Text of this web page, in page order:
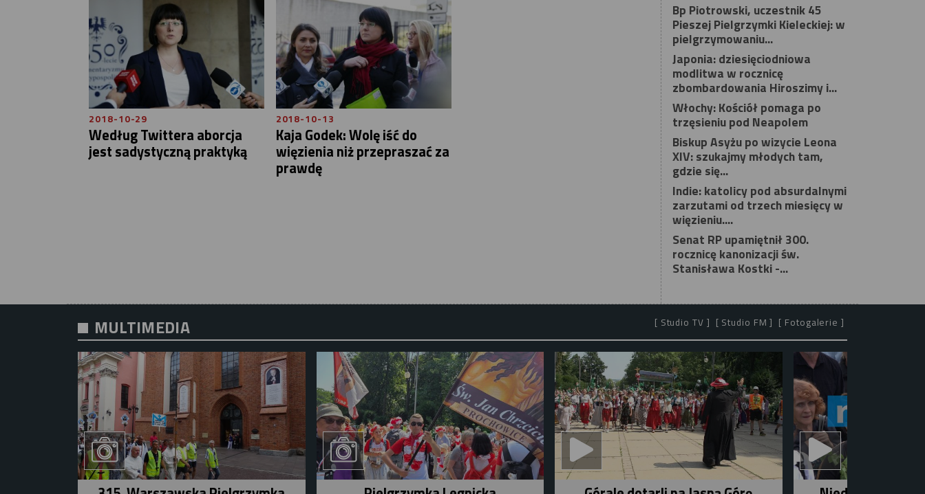
2018-10-29
Według Twittera aborcja
jest sadystyczną praktyką
2018-10-13
Kaja Godek: Wolę iść do
więzienia niż przepraszać za
prawdę
Bp Piotrowski, uczestnik 45
Pieszej Pielgrzymki Kieleckiej: w
pielgrzymowaniu...
Japonia: dziesięciodniowa
modlitwa w rocznicę
zbombardowania Hiroszimy i...
Włochy: Kościół pomaga po
trzęsieniu pod Neapolem
Biskup Asyżu po wizycie Leona
XIV: szukajmy młodych tam,
gdzie się...
Indie: katolicy pod absurdalnymi
zarzutami od trzech miesięcy w
więzieniu....
Senat RP upamiętnił 300.
rocznicę kanonizacji św.
Stanisława Kostki -...
MULTIMEDIA [ Studio TV ] [ Studio FM ] [ Fotogalerie ]